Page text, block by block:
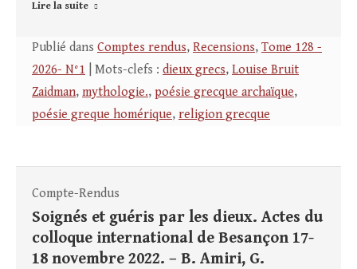
Lire la suite
Publié dans Comptes rendus, Recensions, Tome 128 -
2026- N°1 | Mots-clefs : dieux grecs, Louise Bruit
Zaidman, mythologie., poésie grecque archaïque,
poésie greque homérique, religion grecque
Compte-Rendus
Soignés et guéris par les dieux. Actes du
colloque international de Besançon 17-
18 novembre 2022. – B. Amiri, G.